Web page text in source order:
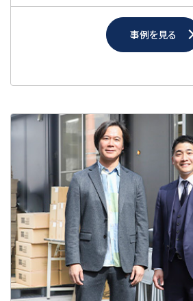
事例を見る